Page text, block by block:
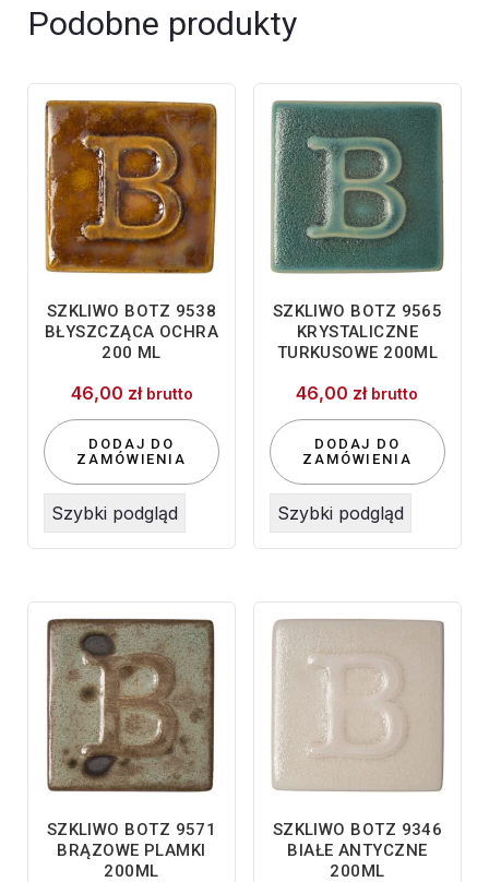
Diament
Podobne produkty
SZKLIWO BOTZ 9538
BŁYSZCZĄCA OCHRA
200 ML
46,00 zł brutto
DODAJ DO
ZAMÓWIENIA
Szybki podgląd
SZKLIWO BOTZ 9565
KRYSTALICZNE
TURKUSOWE 200ML
46,00 zł brutto
DODAJ DO
ZAMÓWIENIA
Szybki podgląd
SZKLIWO BOTZ 9571
BRĄZOWE PLAMKI
200ML
SZKLIWO BOTZ 9346
BIAŁE ANTYCZNE
200ML